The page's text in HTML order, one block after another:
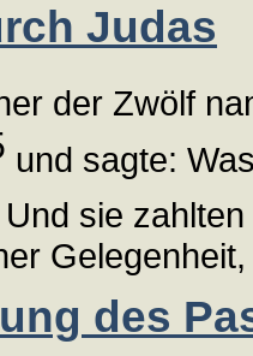
Judas
der Zwölf
und sagte:
sie
des